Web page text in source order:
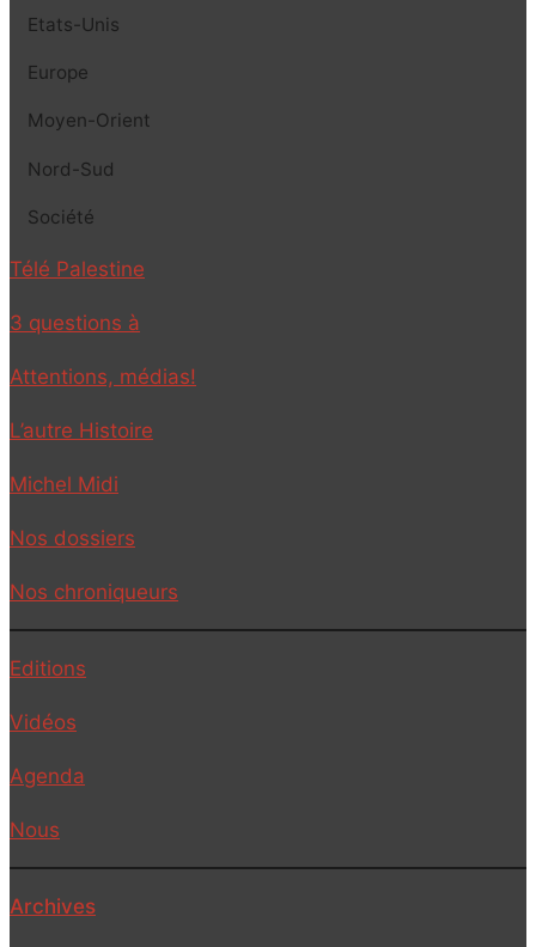
Etats-Unis
Europe
Moyen-Orient
Nord-Sud
Société
Télé Palestine
3 questions à
Attentions, médias!
L’autre Histoire
Michel Midi
Nos dossiers
Nos chroniqueurs
Editions
Vidéos
Agenda
Nous
Archives